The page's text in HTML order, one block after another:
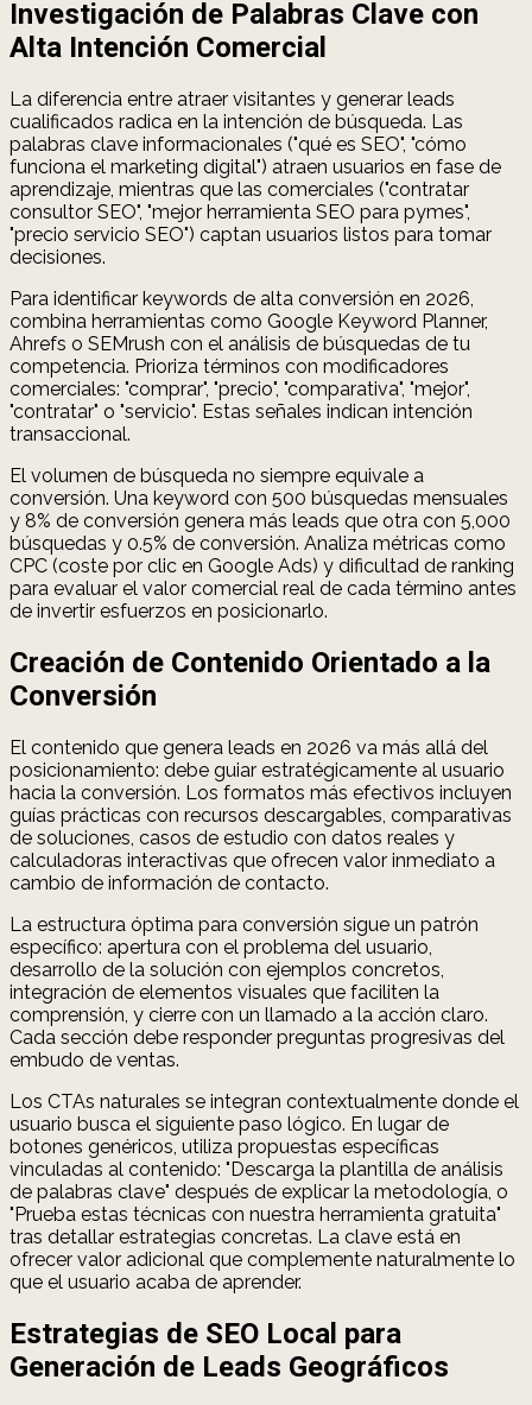
Investigación de Palabras Clave con
Alta Intención Comercial
La diferencia entre atraer visitantes y generar leads
cualificados radica en la intención de búsqueda. Las
palabras clave informacionales ("qué es SEO", "cómo
funciona el marketing digital") atraen usuarios en fase de
aprendizaje, mientras que las comerciales ("contratar
consultor SEO", "mejor herramienta SEO para pymes",
"precio servicio SEO") captan usuarios listos para tomar
decisiones.
Para identificar keywords de alta conversión en 2026,
combina herramientas como Google Keyword Planner,
Ahrefs o SEMrush con el análisis de búsquedas de tu
competencia. Prioriza términos con modificadores
comerciales: "comprar", "precio", "comparativa", "mejor",
"contratar" o "servicio". Estas señales indican intención
transaccional.
El volumen de búsqueda no siempre equivale a
conversión. Una keyword con 500 búsquedas mensuales
y 8% de conversión genera más leads que otra con 5,000
búsquedas y 0.5% de conversión. Analiza métricas como
CPC (coste por clic en Google Ads) y dificultad de ranking
para evaluar el valor comercial real de cada término antes
de invertir esfuerzos en posicionarlo.
Creación de Contenido Orientado a la
Conversión
El contenido que genera leads en 2026 va más allá del
posicionamiento: debe guiar estratégicamente al usuario
hacia la conversión. Los formatos más efectivos incluyen
guías prácticas con recursos descargables, comparativas
de soluciones, casos de estudio con datos reales y
calculadoras interactivas que ofrecen valor inmediato a
cambio de información de contacto.
La estructura óptima para conversión sigue un patrón
específico: apertura con el problema del usuario,
desarrollo de la solución con ejemplos concretos,
integración de elementos visuales que faciliten la
comprensión, y cierre con un llamado a la acción claro.
Cada sección debe responder preguntas progresivas del
embudo de ventas.
Los CTAs naturales se integran contextualmente donde el
usuario busca el siguiente paso lógico. En lugar de
botones genéricos, utiliza propuestas específicas
vinculadas al contenido: "Descarga la plantilla de análisis
de palabras clave" después de explicar la metodología, o
"Prueba estas técnicas con nuestra herramienta gratuita"
tras detallar estrategias concretas. La clave está en
ofrecer valor adicional que complemente naturalmente lo
que el usuario acaba de aprender.
Estrategias de SEO Local para
Generación de Leads Geográficos